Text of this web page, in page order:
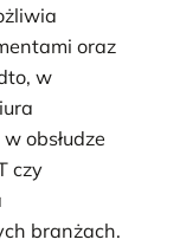
oraz
w
obsłudze
czy
branżach.